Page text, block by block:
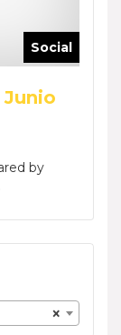
Social
Junio
by
×